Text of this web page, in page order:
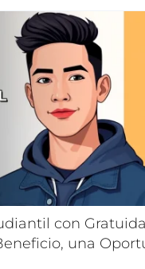
con
una